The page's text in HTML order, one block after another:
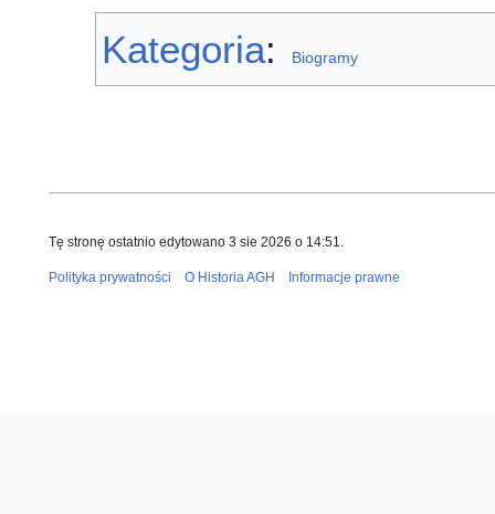
Kategoria: Biogramy
Tę stronę ostatnio edytowano 3 sie 2026 o 14:51.
Polityka prywatności O Historia AGH Informacje prawne